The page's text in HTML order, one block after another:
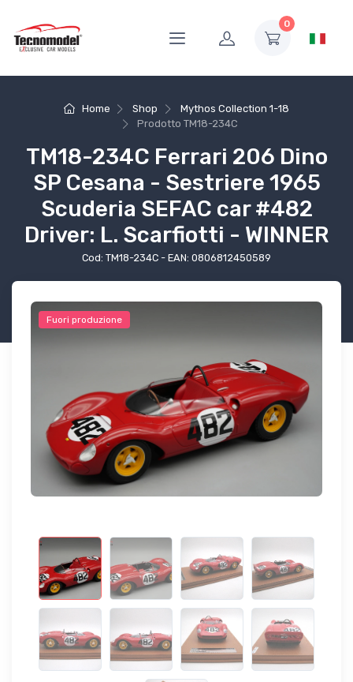
0
Home Shop
Mythos Collection 1-18
ProdottoTM18-234C
TM18-234C Ferrari 206 Dino
SP Cesana - Sestriere 1965
Scuderia SEFAC car #482
Driver: L. Scarfiotti - WINNER
Cod: TM18-234C - EAN: 0806812450589
Fuori produzione